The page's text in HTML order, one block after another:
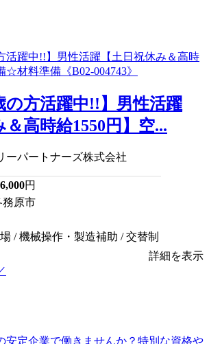
の方活躍中!!】男性活躍
＆高時給1550円】空...
ーパートナーズ株式会社
円
務原市
/ 機械操作・製造補助 / 交替制
詳細を表示